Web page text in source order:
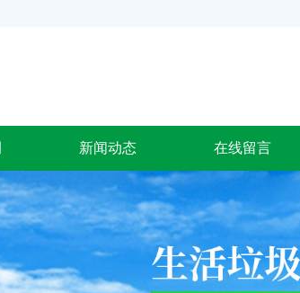
新闻动态 在线留言